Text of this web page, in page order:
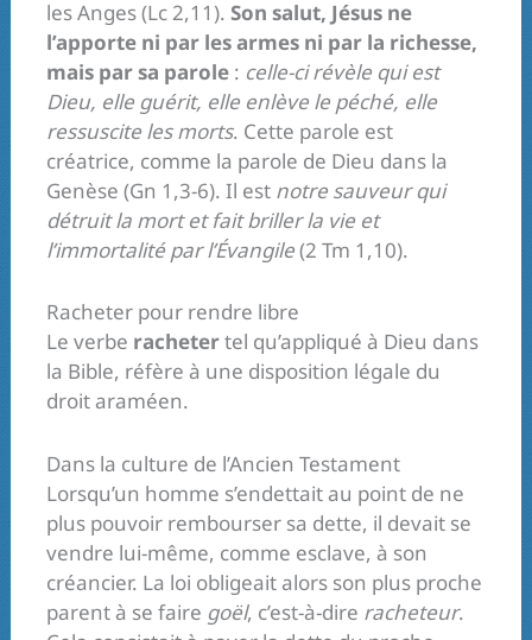
les Anges (Lc 2,11).Son salut, Jésus ne
l’apporte ni par les armes ni par la richesse,
mais par sa parole : celle-ci révèle qui est
Dieu, elle guérit, elle enlève le péché, elle
ressuscite les morts. Cette parole est
créatrice, comme la parole de Dieu dans la
Genèse (Gn 1,3-6). Il est notre sauveur qui
détruit la mort et fait briller la vie et
l’immortalité par l’Évangile(2 Tm 1,10).
Racheter pour rendre libre
Le verbe rachetertel qu’appliqué à Dieu dans
la Bible, réfère à une disposition légale du
droit araméen.
Dans la culture de l’Ancien Testament
Lorsqu’un homme s’endettait au point de ne
plus pouvoir rembourser sa dette, il devait se
vendre lui-même, comme esclave, à son
créancier. La loi obligeait alors son plus proche
parent à se faire goël, c’est-à-dire racheteur.